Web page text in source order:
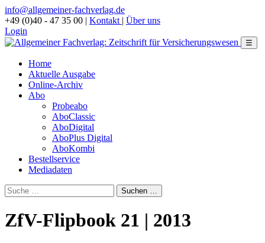
info@allgemeiner-fachverlag.de
+49 (0)40 - 47 35 00 | Kontakt | Über uns
Login
☰
Home
Aktuelle Ausgabe
Online-Archiv
Abo
Probeabo
AboClassic
AboDigital
AboPlus Digital
AboKombi
Bestellservice
Mediadaten
ZfV-Flipbook 21 | 2013